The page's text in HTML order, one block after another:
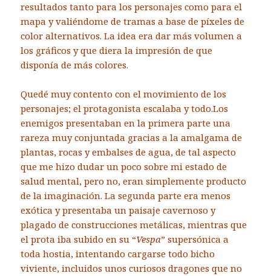
resultados tanto para los personajes como para el
mapa y valiéndome de tramas a base de píxeles de
color alternativos. La idea era dar más volumen a
los gráficos y que diera la impresión de que
disponía de más colores.
Quedé muy contento con el movimiento de los
personajes; el protagonista escalaba y todo.Los
enemigos presentaban en la primera parte una
rareza muy conjuntada gracias a la amalgama de
plantas, rocas y embalses de agua, de tal aspecto
que me hizo dudar un poco sobre mi estado de
salud mental, pero no, eran simplemente producto
de la imaginación. La segunda parte era menos
exótica y presentaba un paisaje cavernoso y
plagado de construcciones metálicas, mientras que
el prota iba subido en su “Vespa” supersónica a
toda hostia, intentando cargarse todo bicho
viviente, incluidos unos curiosos dragones que no